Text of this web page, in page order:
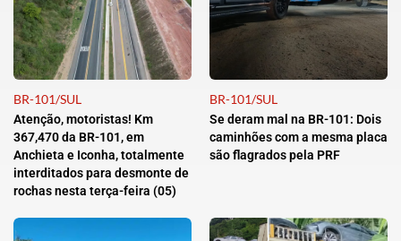
BR-101/SUL
Atenção, motoristas! Km
367,470 da BR-101, em
Anchieta e Iconha, totalmente
interditados para desmonte de
rochas nesta terça-feira (05)
BR-101/SUL
Se deram mal na BR-101: Dois
caminhões com a mesma placa
são flagrados pela PRF